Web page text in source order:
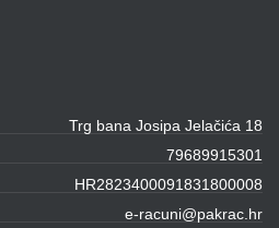
Trg bana Josipa Jelačića 18
79689915301
HR2823400091831800008
e-racuni@pakrac.hr